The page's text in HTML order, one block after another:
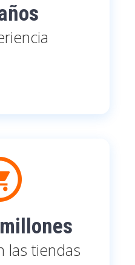
las tiendas